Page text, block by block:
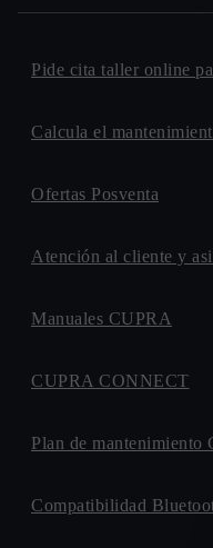
Pide cita taller online
Calcula el
Ofertas Posventa
Atención al cliente y
Manuales CUPRA
CUPRA CONNECT
Plan de
Compatibilidad